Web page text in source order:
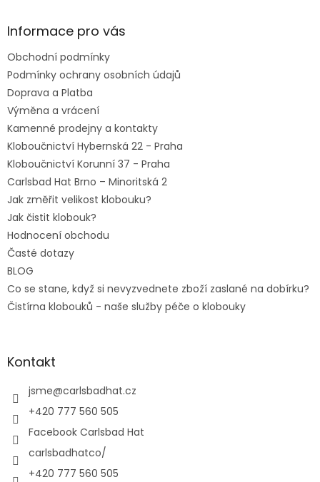
aInformace pro vás
Obchodní podmínky
Podmínky ochrany osobních údajů
Doprava a Platba
Výměna a vrácení
Kamenné prodejny a kontakty
Kloboučnictví Hybernská 22 - Praha
Kloboučnictví Korunní 37 - Praha
Carlsbad Hat Brno – Minoritská 2
Jak změřit velikost klobouku?
Jak čistit klobouk?
Hodnocení obchodu
Časté dotazy
BLOG
Co se stane, když si nevyzvednete zboží zaslané na dobírku?
Čistírna klobouků - naše služby péče o klobouky
Kontakt
jsme@carlsbadhat.cz
+420 777 560 505
Facebook Carlsbad Hat
carlsbadhatco/
+420 777 560 505